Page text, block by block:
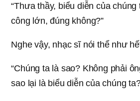
“Thưa thầy, biểu diễn của
công lớn, đúng không?”
Nghe vậy, nhạc sĩ nói thể như
“Chúng ta là sao? Không phải
sao lại là biểu diễn của chúng